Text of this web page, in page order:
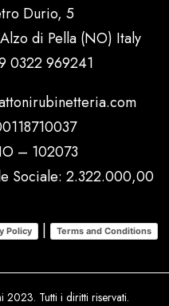
Durio, 5
di Pella (NO) Italy
0322 969241
– 102073
Sociale: 2.322.000,00
Policy | Terms and Conditions
Tutti i diritti riservati.